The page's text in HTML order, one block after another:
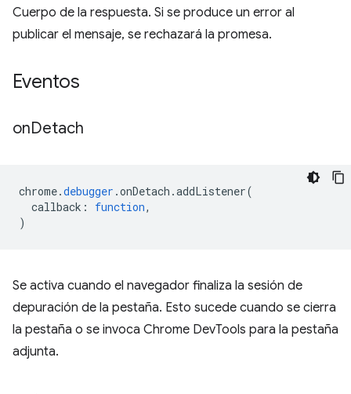
Cuerpo de la respuesta. Si se produce un error al
publicar el mensaje, se rechazará la promesa.
Eventos
onDetach
chrome.debugger .onDetach .addListener(
callback : function,
)
Se activa cuando el navegador finaliza la sesión de
depuración de la pestaña. Esto sucede cuando se cierra
la pestaña o se invoca Chrome DevTools para la pestaña
adjunta.